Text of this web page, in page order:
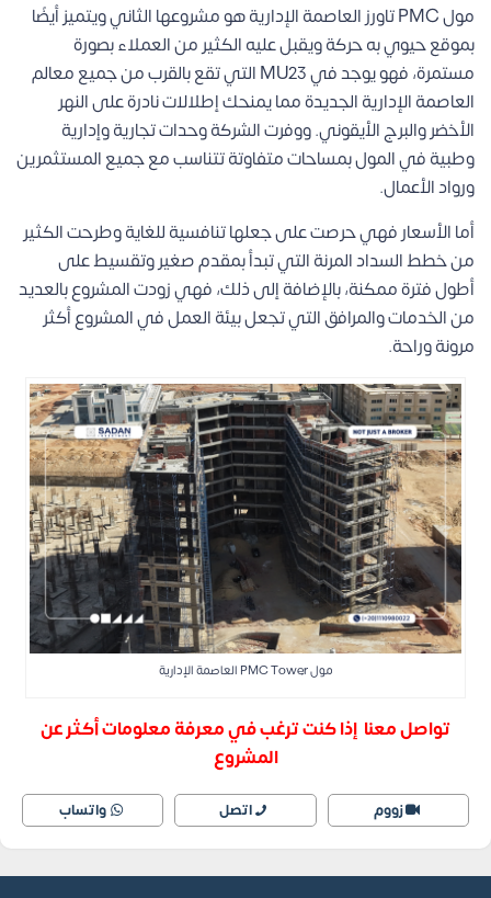
مول PMC تاورز العاصمة الإدارية هو مشروعها الثاني ويتميز أيضًا
بموقع حيوي به حركة ويقبل عليه الكثير من العملاء بصورة
مستمرة، فهو يوجد في MU23 التي تقع بالقرب من جميع معالم
العاصمة الإدارية الجديدة مما يمنحك إطلالات نادرة على النهر
الأخضر والبرج الأيقوني. ووفرت الشركة وحدات تجارية وإدارية
وطبية في المول بمساحات متفاوتة تتناسب مع جميع المستثمرين
ورواد الأعمال.
أما الأسعار فهي حرصت على جعلها تنافسية للغاية وطرحت الكثير
من خطط السداد المرنة التي تبدأ بمقدم صغير وتقسيط على
أطول فترة ممكنة، بالإضافة إلى ذلك، فهي زودت المشروع بالعديد
من الخدمات والمرافق التي تجعل بيئة العمل في المشروع أكثر
مرونة وراحة.
مول PMC Tower العاصمة الإدارية
تواصل معنا إذا كنت ترغب في معرفة معلومات أكثر عن
المشروع
زووم اتصل واتساب